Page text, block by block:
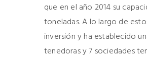
que en el año 2014 su
toneladas. A lo largo de
inversión y ha establecido
tenedoras y 7 sociedades